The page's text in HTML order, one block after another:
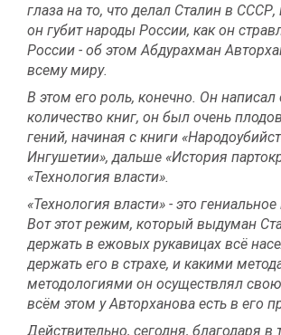
глаза на то, что делал Сталин в СССР,
он губит народы России, как он
России - об этом Абдурахман
всему миру.
В этом его роль, конечно. Он
количество книг, он был очень
гений, начиная с книги
Ингушетии», дальше «История
«Технология власти».
«Технология власти» - это
Вот этот режим, который выдуман
держать в ежовых рукавицах всё
держать его в страхе, и какими
методологиями он осуществлял
всём этом у Авторханова есть в его
Действительно, сегодня, благодаря в